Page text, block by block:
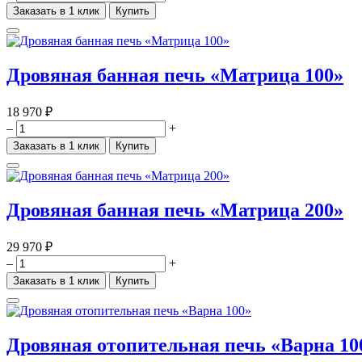
Заказать в 1 клик Купить
Дровяная банная печь «Матрица 100»
18 970 ₽
–
+
Заказать в 1 клик Купить
Дровяная банная печь «Матрица 200»
29 970 ₽
–
+
Заказать в 1 клик Купить
Дровяная отопительная печь «Варна